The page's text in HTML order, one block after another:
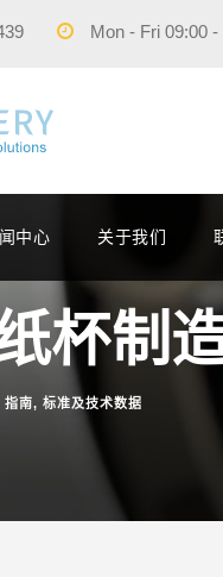
Mon - Fri 09:00 -
中心 关于我们
杯制
指南, 标准及技术数据